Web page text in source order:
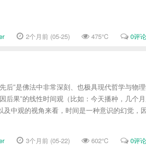
2个月前 (05-25) 475℃ 0评论
后”是佛法中非常深刻、也极具现代哲学与物
后果”的线性时间观（比如：今天播种，几个
及中观的视角来看，时间是一种意识的幻觉，
3个月前 (05-22) 602℃ 0评论